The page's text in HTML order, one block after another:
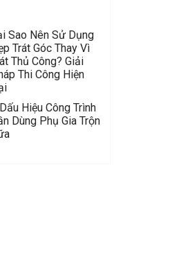
Sao Nên Sử Dụng
Trát Góc Thay Vì
Thủ Công? Giải
Thi Công Hiện
Hiệu Công Trình
Dùng Phụ Gia Trộn